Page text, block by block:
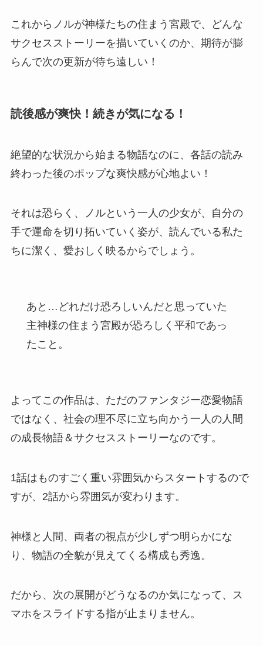
これからノルが神様たちの住まう宮殿で、どんな
サクセスストーリーを描いていくのか、期待が膨
らんで次の更新が待ち遠しい！
読後感が爽快！続きが気になる！
絶望的な状況から始まる物語なのに、各話の読み
終わった後のポップな爽快感が心地よい！
それは恐らく、ノルという一人の少女が、自分の
手で運命を切り拓いていく姿が、読んでいる私た
ちに潔く、愛おしく映るからでしょう。
あと…どれだけ恐ろしいんだと思っていた
主神様の住まう宮殿が恐ろしく平和であっ
たこと。
よってこの作品は、ただのファンタジー恋愛物語
ではなく、社会の理不尽に立ち向かう一人の人間
の成長物語＆サクセスストーリーなのです。
1話はものすごく重い雰囲気からスタートするので
すが、 2話から 雰囲気が変わります。
神様と人間、両者の視点が少しずつ明らかにな
り、物語の全貌が見えてくる構成も秀逸。
だから、次の展開がどうなるのか気になって、ス
マホをスライドする指が止まりません。